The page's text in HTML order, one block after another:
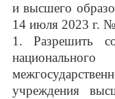
и высшего
14 июля 2023 г.
1. Разрешить
учреждения